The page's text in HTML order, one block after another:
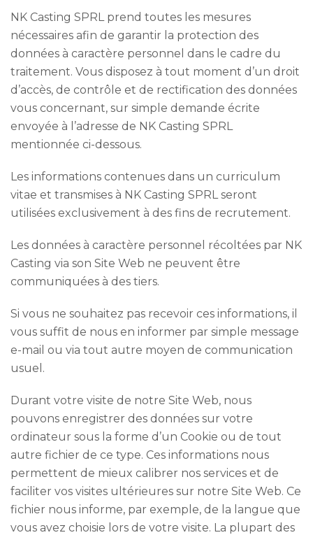
NK Casting SPRL prend toutes les mesures
nécessaires afin de garantir la protection des
données à caractère personnel dans le cadre du
traitement. Vous disposez à tout moment d’un droit
d’accès, de contrôle et de rectification des données
vous concernant, sur simple demande écrite
envoyée à l’adresse de NK Casting SPRL
mentionnée ci-dessous.
Les informations contenues dans un curriculum
vitae et transmises à NK Casting SPRL seront
utilisées exclusivement à des fins de recrutement.
Les données à caractère personnel récoltées par NK
Casting via son Site Web ne peuvent être
communiquées à des tiers.
Si vous ne souhaitez pas recevoir ces informations, il
vous suffit de nous en informer par simple message
e-mail ou via tout autre moyen de communication
usuel.
Durant votre visite de notre Site Web, nous
pouvons enregistrer des données sur votre
ordinateur sous la forme d’un Cookie ou de tout
autre fichier de ce type. Ces informations nous
permettent de mieux calibrer nos services et de
faciliter vos visites ultérieures sur notre Site Web. Ce
fichier nous informe, par exemple, de la langue que
vous avez choisie lors de votre visite. La plupart des